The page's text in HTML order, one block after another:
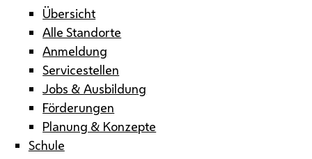
Übersicht
Alle Standorte
Anmeldung
Servicestellen
Jobs & Ausbildung
Förderungen
Planung & Konzepte
Schule